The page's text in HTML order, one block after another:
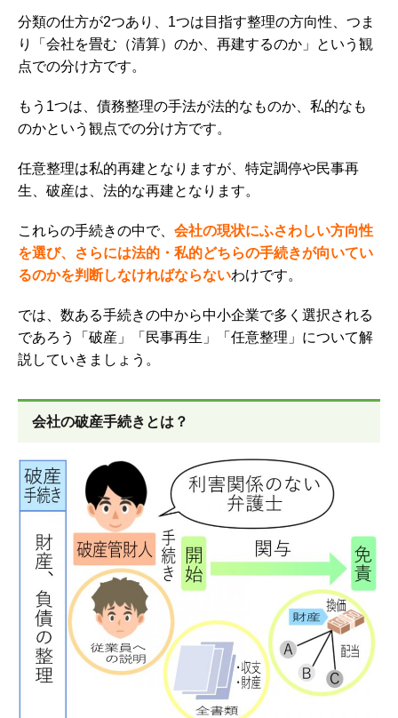
分類の仕方が2つあり、1つは目指す整理の方向性、つま
り「会社を畳む（清算）のか、再建するのか」という観
点での分け方です。
もう1つは、債務整理の手法が法的なものか、私的なも
のかという観点での分け方です。
任意整理は私的再建となりますが、特定調停や民事再
生、破産は、法的な再建となります。
これらの手続きの中で、 会社の現状にふさわしい方向性
を選び、さらには法的・私的どちらの手続きが向いてい
るのかを判断しなければならないわけです。
では、数ある手続きの中から中小企業で多く選択される
であろう「破産」「民事再生」「任意整理」について解
説していきましょう。
会社の破産手続きとは？